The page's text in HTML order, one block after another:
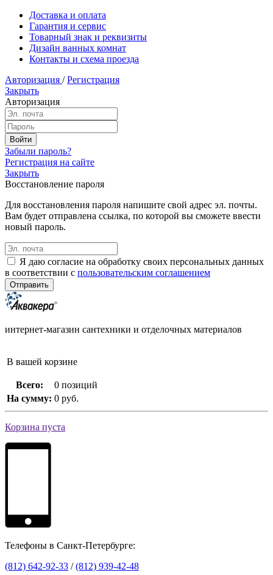
Доставка и оплата
Гарантия и сервис
Товарный знак и реквизиты
Дизайн ванных комнат
Контакты и схема проезда
Авторизация / Регистрация
Закрыть
Авторизация
Забыли пароль?
Регистрация на сайте
Закрыть
Восстановление пароля
Для восстановления пароля напишите свой адрес эл. почты.
Вам будет отправлена ссылка, по которой вы сможете ввести
новый пароль.
Я даю согласие на обработку своих персональных данных
в соответствии с пользовательским соглашением
интернет-магазин сантехники и отделочных материалов
В вашей корзине
Всего:
0 позиций
На сумму: 0 руб.
Корзина пуста
Телефоны в Санкт-Петербурге:
(812) 642-92-33 /(812) 939-42-48